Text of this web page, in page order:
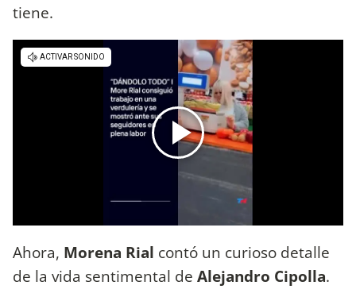
tiene.
Ahora, Morena Rial contó un curioso detalle
de la vida sentimental de Alejandro Cipolla.